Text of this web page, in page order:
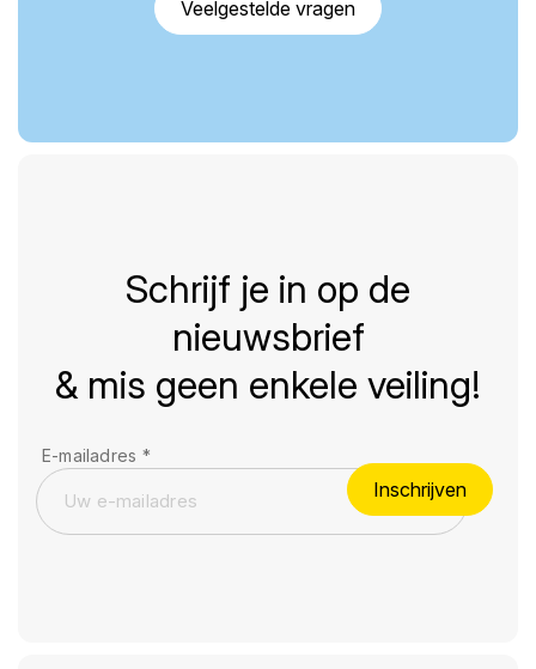
Veelgestelde vragen
Schrijf je in op de
nieuwsbrief
& mis geen enkele veiling!
E-mailadres *
Inschrijven